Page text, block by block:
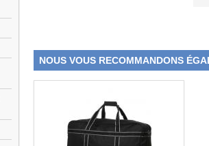
NOUS VOUS RECOMMANDONS